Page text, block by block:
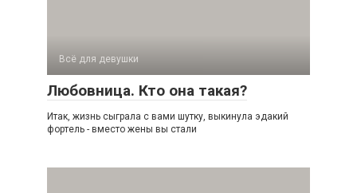
Всё для девушки
Любовница. Кто она такая?
Итак, жизнь сыграла с вами шутку, выкинула эдакий
фортель - вместо жены вы стали